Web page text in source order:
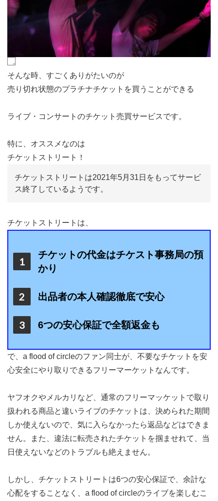
そんな時、すごくありがたいのが
売り切れ状態のプラチナチケットを買うことができる
ライブ・コンサートのチケット売買サービスです。
特に、オススメなのは
チケットストリート！
チケットストリートは2021年5月31日をもってサービ
ス終了しているようです。
チケットストリートは、
チケットの代金はチケスト事務局の預
かり
出品者の本人確認徹底で安心
6つの安心保証で全額返金も
で、a flood of circleのファン同士が、不要なチケットを安
心安全にやり取りできるフリーマーケットなんです。
ヤフオクやメルカリなど、通常のフリーマッケットで取り
扱われる商品と違いライブのチケットは、決められた期間
しか使えないので、気に入らなかったら返品などはできま
せん。また、違法に転売されたチケットを掴ませれて、当
日使えないなどのトラブルも絶えません。
しかし、チケットストリートは6つの安心保証で、余計な
心配をすることなく、a flood of circleのライブを楽しむこ